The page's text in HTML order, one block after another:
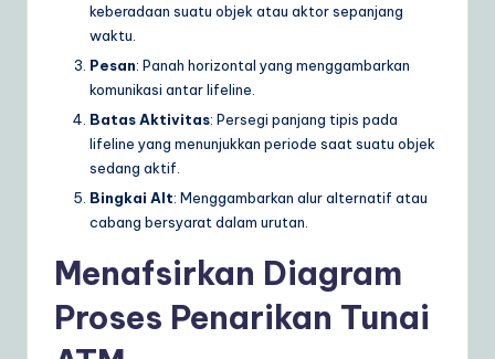
keberadaan suatu objek atau aktor sepanjang
waktu.
Pesan: Panah horizontal yang menggambarkan
komunikasi antar lifeline.
Batas Aktivitas: Persegi panjang tipis pada
lifeline yang menunjukkan periode saat suatu objek
sedang aktif.
Bingkai Alt: Menggambarkan alur alternatif atau
cabang bersyarat dalam urutan.
Menafsirkan Diagram
Proses Penarikan Tunai